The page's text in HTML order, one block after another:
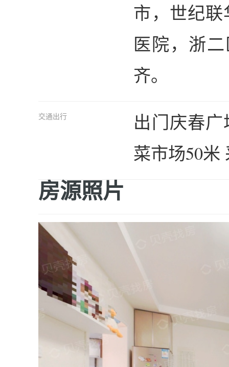
市，世纪
医院，浙
齐。
交通出行
出门庆春
菜市场50米
房源照片